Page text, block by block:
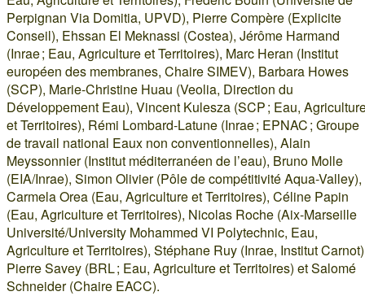
Perpignan Via Domitia, UPVD), Pierre Compère (Explicite
Conseil), Ehssan El Meknassi (Costea), Jérôme Harmand
(Inrae ; Eau, Agriculture et Territoires), Marc Heran (Institut
européen des membranes, Chaire SIMEV), Barbara Howes
(SCP), Marie-Christine Huau (Veolia, Direction du
Développement Eau), Vincent Kulesza (SCP ; Eau,
et Territoires), Rémi Lombard-Latune (Inrae ; EPNAC ; Groupe
de travail national Eaux non conventionnelles), Alain
Meyssonnier (Institut méditerranéen de l’eau), Bruno Molle
(EIA/Inrae), Simon Olivier (Pôle de compétitivité Aqua-Valley),
Carmela Orea (Eau, Agriculture et Territoires), Céline Papin
(Eau, Agriculture et Territoires), Nicolas Roche (Aix-Marseille
Université/University Mohammed VI Polytechnic, Eau,
Agriculture et Territoires), Stéphane Ruy (Inrae, Institut
Pierre Savey (BRL ; Eau, Agriculture et Territoires) et Salomé
Schneider (Chaire EACC).